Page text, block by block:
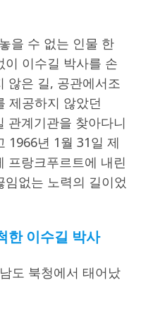
을 수 없는 인물 한
이 이수길 박사를 손
않은 길, 공관에서조
제공하지 않았던
관계기관을 찾아다니
1966년 1월 31일 제
프랑크푸르트에 내린
없는 노력의 길이었
한 이수길 박사
도 북청에서 태어났